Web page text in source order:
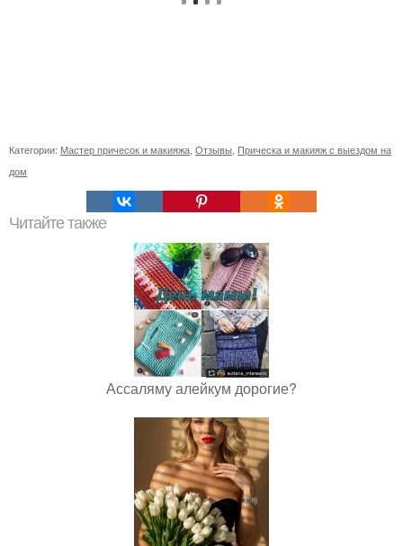
Категории: Мастер причесок и макияжа Отзывы Прическа и макияж с выездом на
дом
Читайте также
Ассаляму алейкум дорогие?